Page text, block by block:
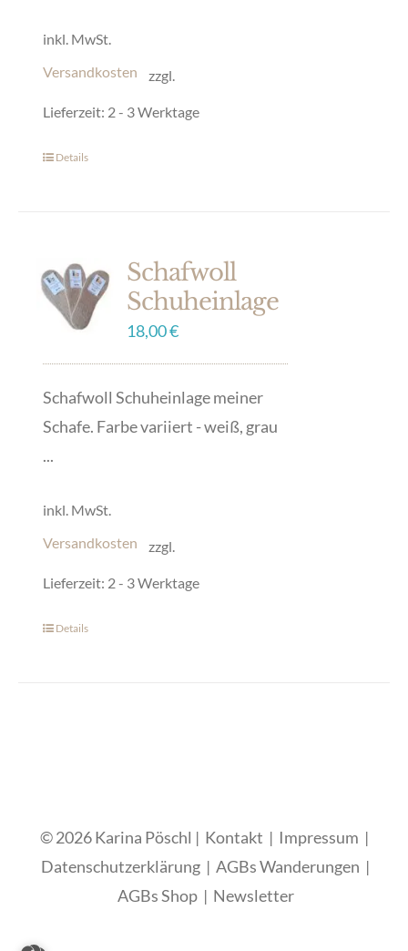
inkl. MwSt.
zzgl.
Versandkosten
Lieferzeit: 2 - 3 Werktage
Dieses
Varianten
auf.
Optionen
können
auf
gewählt
werden
Details
Schafwoll
Schuheinlage
18,00€
Schafwoll Schuheinlage meiner
Schafe. Farbe variiert - weiß, grau
...
inkl. MwSt.
zzgl.
Versandkosten
Lieferzeit: 2 - 3 Werktage
Dieses
Optionen
können
Details
© 2026 Karina Pöschl | Kontakt | Impressum |
Datenschutzerklärung | AGBs Wanderungen |
AGBs Shop| Newsletter